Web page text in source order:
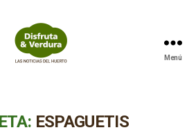
Menú
ESPAGUETIS